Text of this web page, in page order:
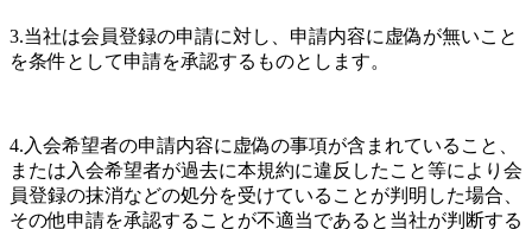
3.当社は会員登録の申請に対し、申請内容に虚偽が無いこと
を条件として申請を承認するものとします。
4.入会希望者の申請内容に虚偽の事項が含まれていること、
または入会希望者が過去に本規約に違反したこと等により会
員登録の抹消などの処分を受けていることが判明した場合、
その他申請を承認することが不適当であると当社が判断する